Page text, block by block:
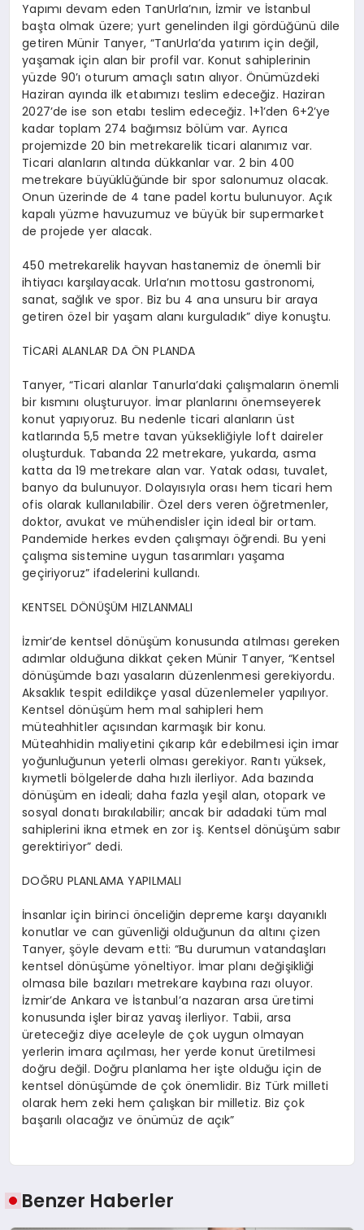
Yapımı devam eden TanUrla’nın, İzmir ve İstanbul
başta olmak üzere; yurt genelinden ilgi gördüğünü dile
getiren Münir Tanyer, “TanUrla’da yatırım için değil,
yaşamak için alan bir profil var. Konut sahiplerinin
yüzde 90’ı oturum amaçlı satın alıyor. Önümüzdeki
Haziran ayında ilk etabımızı teslim edeceğiz. Haziran
2027’de ise son etabı teslim edeceğiz. 1+1’den 6+2’ye
kadar toplam 274 bağımsız bölüm var. Ayrıca
projemizde 20 bin metrekarelik ticari alanımız var.
Ticari alanların altında dükkanlar var. 2 bin 400
metrekare büyüklüğünde bir spor salonumuz olacak.
Onun üzerinde de 4 tane padel kortu bulunuyor. Açık
kapalı yüzme havuzumuz ve büyük bir supermarket
de projede yer alacak.
450 metrekarelik hayvan hastanemiz de önemli bir
ihtiyacı karşılayacak. Urla’nın mottosu gastronomi,
sanat, sağlık ve spor. Biz bu 4 ana unsuru bir araya
getiren özel bir yaşam alanı kurguladık” diye konuştu.
TİCARİ ALANLAR DA ÖN PLANDA
Tanyer, “Ticari alanlar Tanurla’daki çalışmaların önemli
bir kısmını oluşturuyor. İmar planlarını önemseyerek
konut yapıyoruz. Bu nedenle ticari alanların üst
katlarında 5,5 metre tavan yüksekliğiyleloft daireler
oluşturduk. Tabanda 22 metrekare, yukarda, asma
katta da 19 metrekare alan var. Yatak odası, tuvalet,
banyo da bulunuyor. Dolayısıyla orası hem ticari hem
ofis olarak kullanılabilir. Özel ders veren öğretmenler,
doktor, avukat ve mühendisler için ideal bir ortam.
Pandemide herkes evden çalışmayı öğrendi. Bu yeni
çalışma sistemine uygun tasarımları yaşama
geçiriyoruz” ifadelerini kullandı.
KENTSEL DÖNÜŞÜM HIZLANMALI
İzmir’de kentsel dönüşüm konusunda atılması gereken
adımlar olduğuna dikkat çeken Münir Tanyer, “Kentsel
dönüşümde bazı yasaların düzenlenmesi gerekiyordu.
Aksaklık tespit edildikçe yasal düzenlemeler yapılıyor.
Kentsel dönüşüm hem mal sahipleri hem
müteahhitler açısından karmaşık bir konu.
Müteahhidin maliyetini çıkarıp kâr edebilmesi için imar
yoğunluğunun yeterli olması gerekiyor. Rantı yüksek,
kıymetli bölgelerde daha hızlı ilerliyor. Ada bazında
dönüşüm en ideali; daha fazla yeşilalan, otopark ve
sosyal donatı bırakılabilir; ancak bir adadaki tüm mal
sahiplerini ikna etmek en zor iş. Kentsel dönüşüm sabır
gerektiriyor” dedi.
DOĞRU PLANLAMA YAPILMALI
İnsanlar için birinci önceliğin depreme karşı dayanıklı
konutlar ve can güvenliği olduğunun da altını çizen
Tanyer, şöyle devam etti: “Bu durumun vatandaşları
kentsel dönüşüme yöneltiyor. İmar planı değişikliği
olmasa bile bazıları metrekare kaybına razı oluyor.
İzmir’de Ankara ve İstanbul’a nazaran arsa üretimi
konusunda işler biraz yavaş ilerliyor. Tabii, arsa
üreteceğiz diye aceleyle de çok uygun olmayan
yerlerin imara açılması, her yerde konut üretilmesi
doğru değil. Doğru planlama her işte olduğu için de
kentsel dönüşümde de çok önemlidir. Biz Türk milleti
olarak hem zeki hem çalışkan bir milletiz. Biz çok
başarılı olacağız ve önümüz de açık”
Benzer Haberler